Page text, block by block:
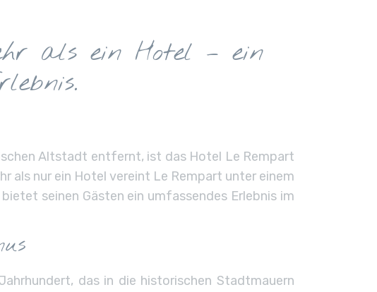
als ein Hotel – ein
Altstadt entfernt, ist das Hotel Le Rempart
als nur ein Hotel vereint Le Rempart unter einem
seinen Gästen ein umfassendes Erlebnis im
das in die historischen Stadtmauern